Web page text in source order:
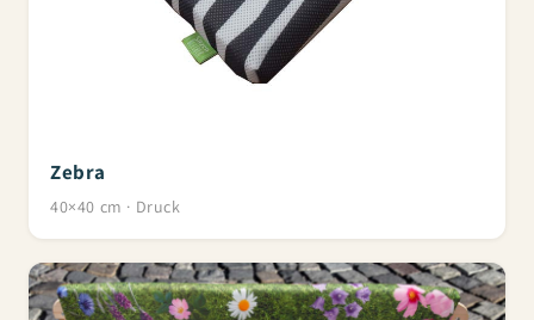
Zebra
40×40 cm · Druck